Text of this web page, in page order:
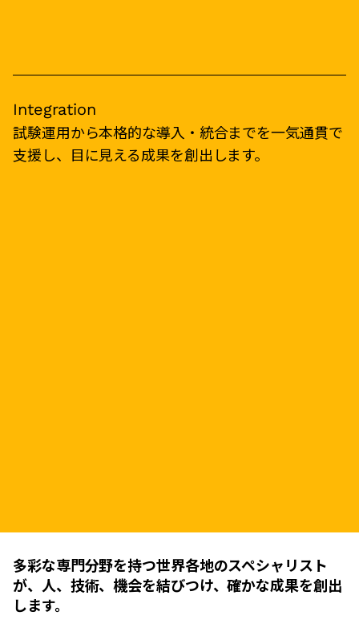
Integration
試験運用から本格的な導入・統合までを一気通貫で
支援し、目に見える成果を創出します。
多彩な専門分野を持つ世界各地のスペシャリスト
が、人、技術、機会を結びつけ、確かな成果を創出
します。